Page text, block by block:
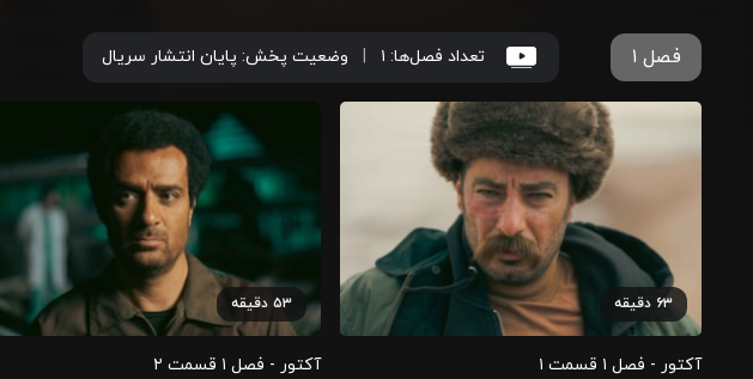
فصل ۱ تعداد فصل‌ها: ۱ وضعیت پخش: پایان انتشار سریال
۶۳ دقیقه
آکتور - فصل ۱ قسمت ‍۱
۵۳ دقیقه
آکتور - فصل ۱ قسمت ‍۲